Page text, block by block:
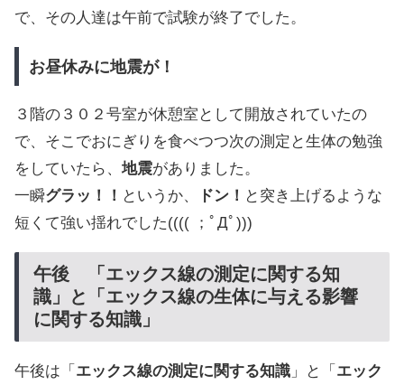
で、その人達は午前で試験が終了でした。
お昼休みに地震が！
３階の３０２号室が休憩室として開放されていたの
で、そこでおにぎりを食べつつ次の測定と生体の勉強
をしていたら、 地震がありました。
一瞬グラッ！！ というか、 ドン！ と突き上げるような
短くて強い揺れでした(((( ；ﾟДﾟ)))
午後 「エックス線の測定に関する知
識」と「エックス線の生体に与える影響
に関する知識」
午後は「 エックス線の測定に関する知識 」と「 エック